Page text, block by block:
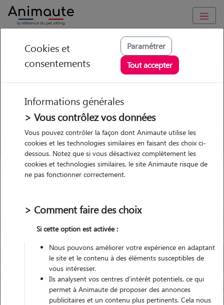
GARDE ANIMAUX à Pontvallain : Garde chien et chat en famille
ou à domicile, visites et promenades
Trouvez une garde animaux à
Pontvallain
Parmi nos 4 pet-sitters à
Pontvallain
Pour quel animal ?
Cookies et
consentements
Paramétrer
Tout accepter
Informations générales
> Vous contrôlez vos données
Vous pouvez contrôler la façon dont Animaute utilise les
cookies et les technologies similaires en faisant des choix ci-
dessous. Notez que si vous désactivez complètement les
cookies et technologies similaires, le site Animaute risque de
ne pas fonctionner correctement.
> Comment faire des choix
Si cette option est activée :
Nous pouvons améliorer votre expérience en adaptant
le site et le contenu à des éléments susceptibles de
vous intéresser.
Ils analysent vos centres d'intérêt potentiels, ce qui
permet à Animaute de proposer des annonces
publicitaires et un contenu plus pertinents. Cela nous